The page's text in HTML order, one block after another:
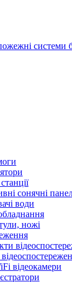
сонячні
води
ножі
відеокамери